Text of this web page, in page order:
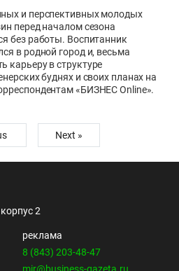
и перспективных молодых
перед началом сезона
без работы. Воспитанник
в родной город и, весьма
карьеру в структуре
буднях и своих планах на
«БИЗНЕС Online».
Next »
2
реклама
8 (843) 203-48-47